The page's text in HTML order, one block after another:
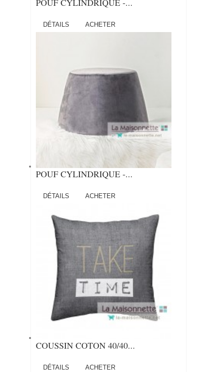
POUF CYLINDRIQUE -...
DÉTAILS ACHETER
POUF CYLINDRIQUE -...
DÉTAILS ACHETER
COUSSIN COTON 40/40...
DÉTAILS ACHETER